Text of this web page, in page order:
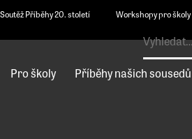
Soutěž Příběhy 20. století Workshopy pro školy
Pro školy Příběhy našich sousedů